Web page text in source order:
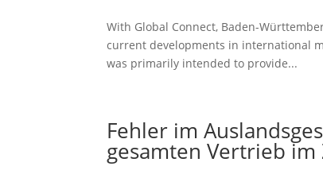
With Global Connect, Baden-
current developments in international
was primarily intended to provide...
Fehler im
gesamten Vertrieb im